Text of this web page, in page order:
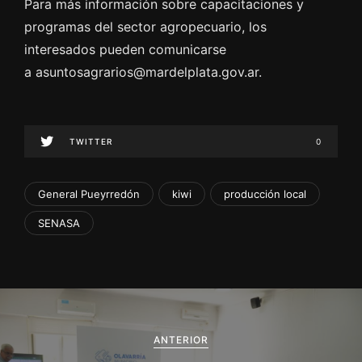
Para más información sobre capacitaciones y
programas del sector agropecuario, los
interesados pueden comunicarse
a asuntosagrarios@mardelplata.gov.ar.
TWITTER 0
General Pueyrredón kiwi producción local
SENASA
a
ANTERIOR